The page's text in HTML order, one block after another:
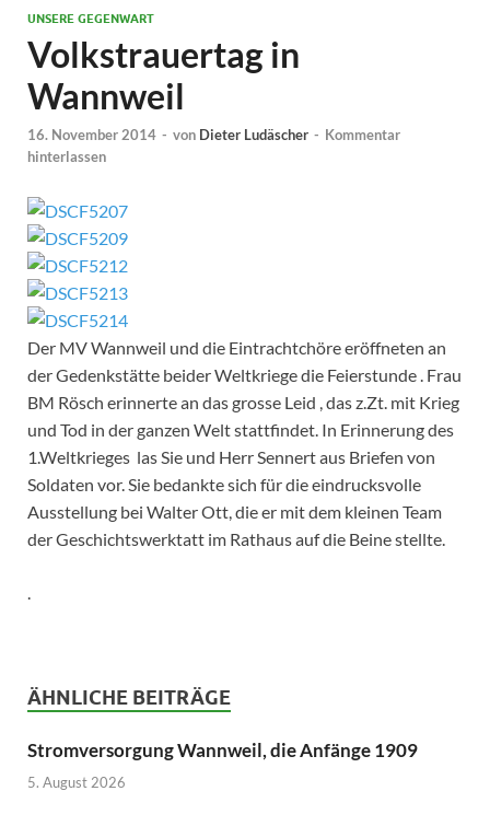
UNSERE GEGENWART
Volkstrauertag in
Wannweil
16. November 2014 - von Dieter Ludäscher - Kommentar
hinterlassen
Der MV Wannweil und die Eintrachtchöre eröffneten an
der Gedenkstätte beider Weltkriege die Feierstunde . Frau
BM Rösch erinnerte an das grosse Leid , das z.Zt. mit Krieg
und Tod in der ganzen Welt stattfindet. In Erinnerung des
1.Weltkrieges las Sie und Herr Sennert aus Briefen von
Soldaten vor. Sie bedankte sich für die eindrucksvolle
Ausstellung bei Walter Ott, die er mit dem kleinen Team
der Geschichtswerktatt im Rathaus auf die Beine stellte.
.
ÄHNLICHE BEITRÄGE
Stromversorgung Wannweil, die Anfänge 1909
5. August 2026